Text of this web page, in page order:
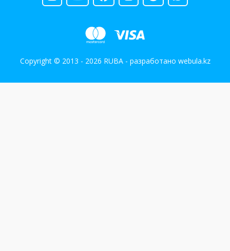
Copyright © 2013 - 2026 RUBA - разработано webula.kz